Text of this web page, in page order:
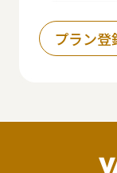
プラン登